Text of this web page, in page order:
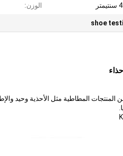
الوزن:
shoe
من المنتجات المطاطية مثل الأحذية وحيد